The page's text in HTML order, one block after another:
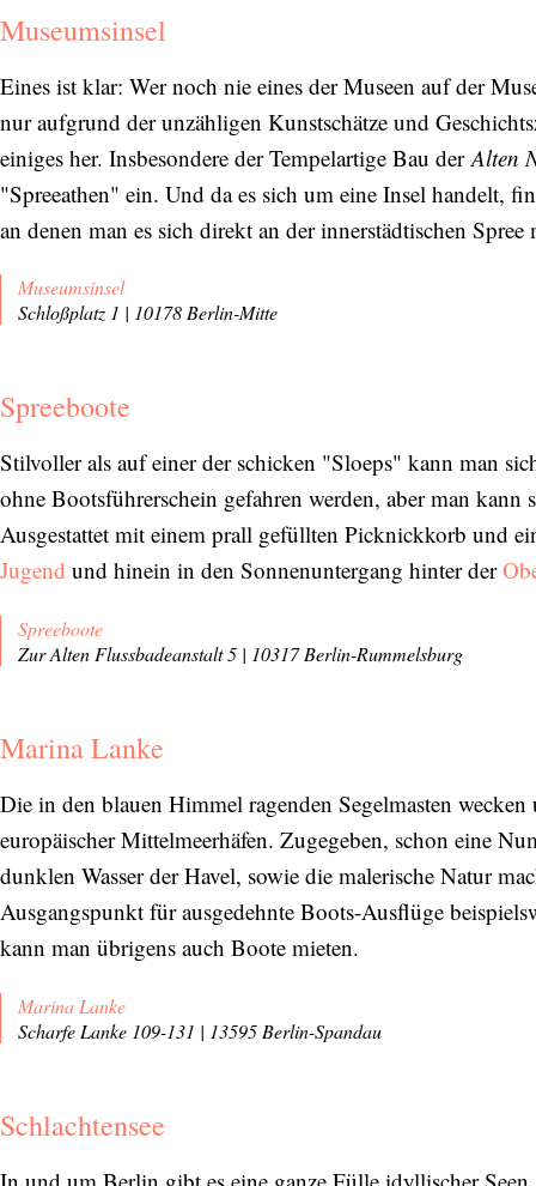
Museumsinsel
Eines ist klar: Wer noch nie eines der Museen auf der
nur aufgrund der unzähligen Kunstschätze und
einiges her. Insbesondere der Tempelartige Bau der Alten
"Spreeathen" ein. Und da es sich um eine Insel handelt,
an denen man es sich direkt an der innerstädtischen
Museumsinsel
Schloßplatz 1 | 10178 Berlin-Mitte
Spreeboote
Stilvoller als auf einer der schicken "Sloeps" kann man
ohne Bootsführerschein gefahren werden, aber man
Ausgestattet mit einem prall gefüllten Picknickkorb und
Jugend und hinein in den Sonnenuntergang hinter der
Spreeboote
Zur Alten Flussbadeanstalt 5 | 10317 Berlin-Rummelsburg
Marina Lanke
Die in den blauen Himmel ragenden Segelmasten
europäischer Mittelmeerhäfen. Zugegeben, schon eine
dunklen Wasser der Havel, sowie die malerische Natur
Ausgangspunkt für ausgedehnte Boots-Ausflüge
kann man übrigens auch Boote mieten.
Marina Lanke
Scharfe Lanke 109-131 | 13595 Berlin-Spandau
Schlachtensee